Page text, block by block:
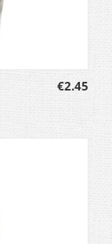
€2.45